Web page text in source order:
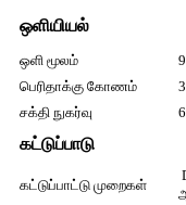
ஒளியியல்
ஒளி மூலம்
பெரிதாக்கு கோணம்
சக்தி நுகர்வு
கட்டுப்பாடு
கட்டுப்பாட்டு முறைகள்